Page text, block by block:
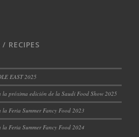
RECIPES
EAST 2025
próxima edición de la Saudi Food Show 2025
Feria Summer Fancy Food 2023
Feria Summer Fancy Food 2024